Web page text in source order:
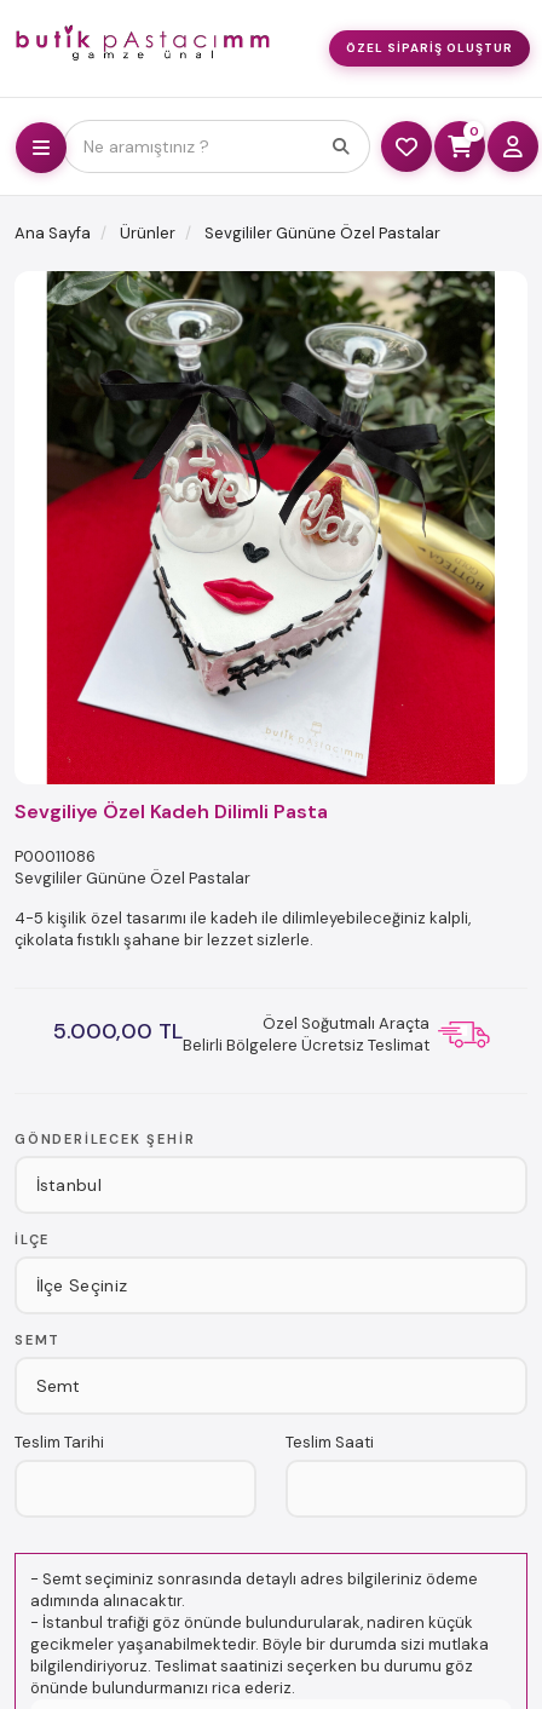
ÖZEL SIPARIŞ OLUŞTUR
Ne aramıştınız ?
0
Ana Sayfa Ürünler Sevgililer Gününe Özel Pastalar
Sevgiliye Özel Kadeh Dilimli Pasta
P00011086
Sevgililer Gününe Özel Pastalar
4-5 kişilik özel tasarımı ile kadeh ile dilimleyebileceğiniz kalpli,
çikolata fıstıklı şahane bir lezzet sizlerle.
5.000,00 TL
Özel Soğutmalı Araçta
Belirli Bölgelere Ücretsiz Teslimat
GÖNDERILECEK ŞEHIR
İLÇE
SEMT
Teslim Tarihi Teslim Saati
- Semt seçiminiz sonrasında detaylı adres bilgileriniz ödeme
adımında alınacaktır.
- İstanbul trafiği göz önünde bulundurularak, nadiren küçük
gecikmeler yaşanabilmektedir. Böyle bir durumda sizi mutlaka
bilgilendiriyoruz. Teslimat saatinizi seçerken bu durumu göz
önünde bulundurmanızı rica ederiz.